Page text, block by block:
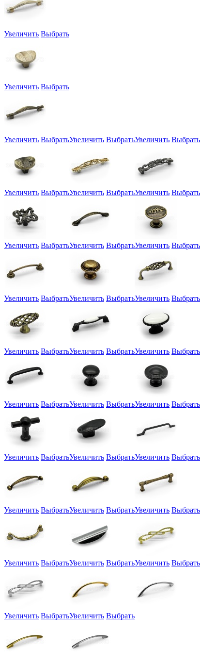
Увеличить Выбрать
Увеличить Выбрать
Увеличить ВыбратьУвеличить ВыбратьУвеличить Выбрать
Увеличить ВыбратьУвеличить ВыбратьУвеличить Выбрать
Увеличить ВыбратьУвеличить ВыбратьУвеличить Выбрать
Увеличить ВыбратьУвеличить ВыбратьУвеличить Выбрать
Увеличить ВыбратьУвеличить ВыбратьУвеличить Выбрать
Увеличить ВыбратьУвеличить ВыбратьУвеличить Выбрать
Увеличить ВыбратьУвеличить ВыбратьУвеличить Выбрать
Увеличить ВыбратьУвеличить ВыбратьУвеличить Выбрать
Увеличить ВыбратьУвеличить ВыбратьУвеличить Выбрать
Увеличить ВыбратьУвеличить Выбрать